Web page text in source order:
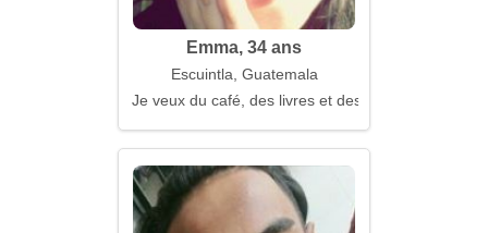
Emma, 34 ans
Escuintla, Guatemala
Je veux du café, des livres et des câlins